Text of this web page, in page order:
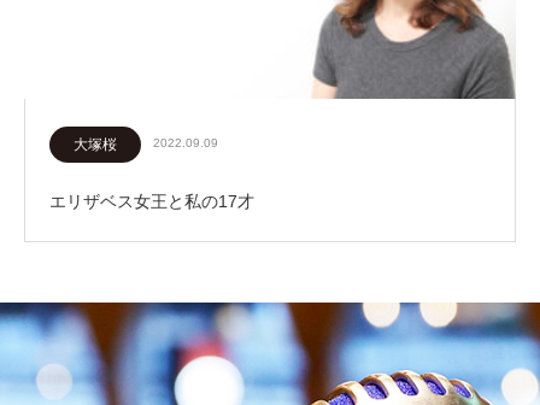
大塚桜 2022.09.09
エリザベス女王と私の17才